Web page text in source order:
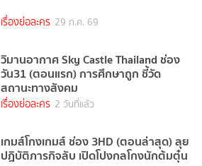
เรื่องย่อละคร 29 ก.ค. 69
วิมานอากาศ Sky Castle Thailand ช่อง
วัน31 (ตอนแรก) การศึกษาถูก ชี้วัด
สถานะทางสังคม
เรื่องย่อละคร 2 วันที่แล้ว
เกมส์โกงเกมส์ ช่อง 3HD (ตอนล่าสุด) ลุย
ปฏิบัติภารกิจลับ เปิดโปงกลโกงนักต้มตุ๋น